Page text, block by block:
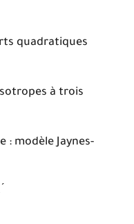
quadratiques
à trois
modèle Jaynes-